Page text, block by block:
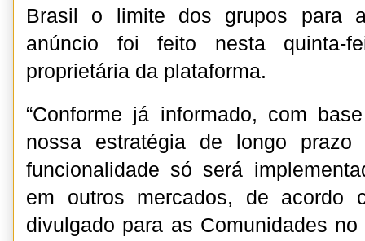
Brasil o limite dos grupos para
anúncio foi feito nesta quinta-
proprietária da plataforma.
“Conforme já informado, com
nossa estratégia de longo
funcionalidade só será
em outros mercados, de acordo
divulgado para as Comunidades no